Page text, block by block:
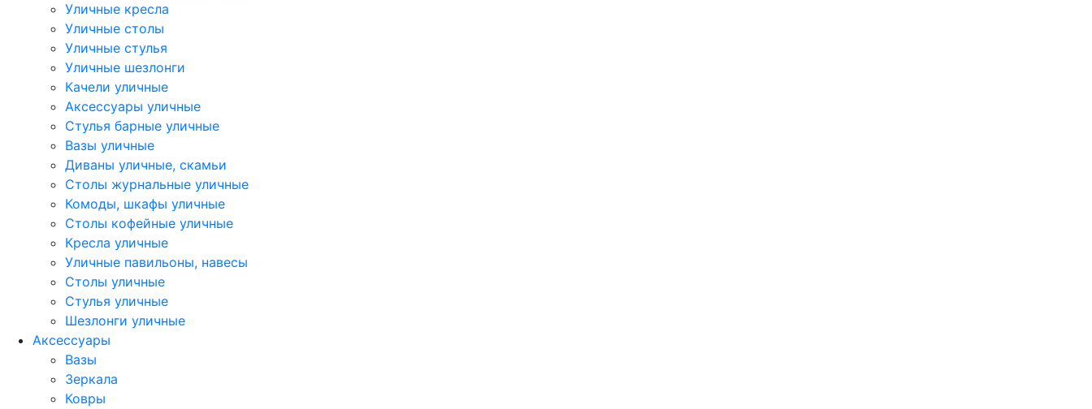
Уличные кресла
Уличные столы
Уличные стулья
Уличные шезлонги
Качели уличные
Аксессуары уличные
Стулья барные уличные
Вазы уличные
Диваны уличные, скамьи
Столы журнальные уличные
Комоды, шкафы уличные
Столы кофейные уличные
Кресла уличные
Уличные павильоны, навесы
Столы уличные
Стулья уличные
Шезлонги уличные
Аксессуары
Вазы
Зеркала
Ковры